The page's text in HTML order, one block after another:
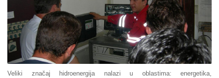
Veliki značaj hidroenergija nalazi u oblastima: energetika,